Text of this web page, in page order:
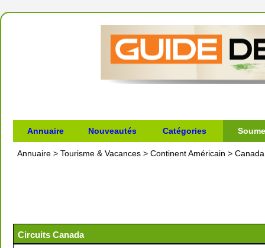
Annuaire Nouveautés Catégories
Annuaire > Tourisme & Vacances > Continent Américain > Canada
Circuits Canada